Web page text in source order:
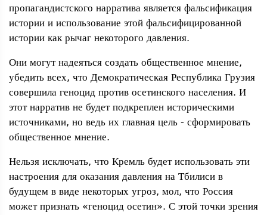
пропагандистского нарратива является фальсификация
истории и использование этой фальсифицированной
истории как рычаг некоторого давления.
Они могут надеяться создать общественное мнение,
убедить всех, что Демократическая Республика Грузия
совершила геноцид против осетинского населения. И
этот нарратив не будет подкреплен историческими
источниками, но ведь их главная цель - сформировать
общественное мнение.
Нельзя исключать, что Кремль будет использовать эти
настроения для оказания давления на Тбилиси в
будущем в виде некоторых угроз, мол, что Россия
может признать «геноцид осетин». С этой точки зрения